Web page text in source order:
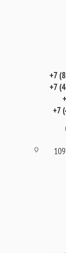
+7
+7
+7